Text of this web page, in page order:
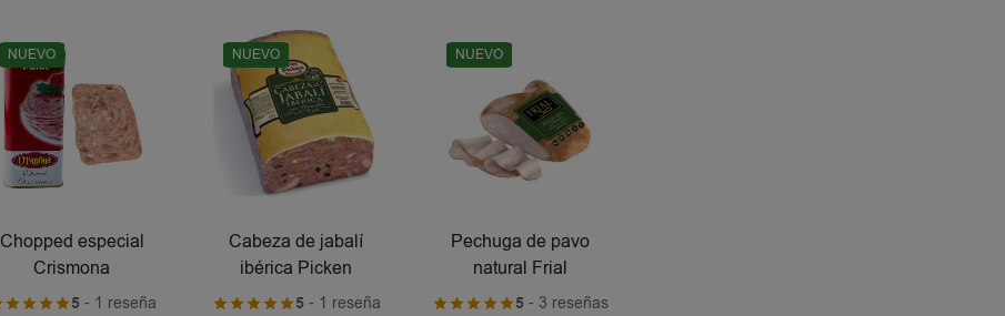
NUEVO
Chopped especial
Crismona
5- 1 reseña
NUEVO
Cabeza de jabalí
ibérica Picken
5- 1 reseña
NUEVO
Pechuga de pavo
natural Frial
5- 3 reseñas